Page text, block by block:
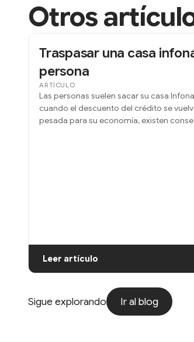
Otros
Traspasar una casa
persona
ARTÍCULO
Las personas suelen sacar su casa
cuando el descuento del crédito se
pesada para su economía, existen
Leer artículo
Sigue explorando Ir al blog